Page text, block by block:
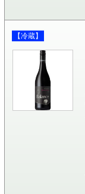
【冷蔵】